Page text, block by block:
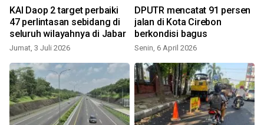
KAI Daop 2 target perbaiki
47 perlintasan sebidang di
seluruh wilayahnya di Jabar
Jumat, 3 Juli 2026
DPUTR mencatat 91 persen
jalan di Kota Cirebon
berkondisi bagus
Senin, 6 April 2026